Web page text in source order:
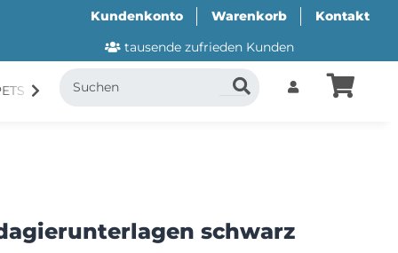
Kundenkonto Warenkorb
Kontakt
tausende zufrieden Kunden
CANI.COOL SUITICAL
schwarz